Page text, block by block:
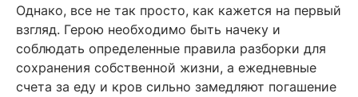
Однако, все не так просто, как кажется на первый
взгляд. Герою необходимо быть начеку и
соблюдать определенные правила разборки для
сохранения собственной жизни, а ежедневные
счета за еду и кров сильно замедляют погашение